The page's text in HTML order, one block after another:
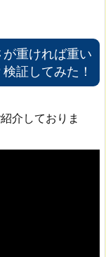
重ければ重い
証してみた！
介しておりま